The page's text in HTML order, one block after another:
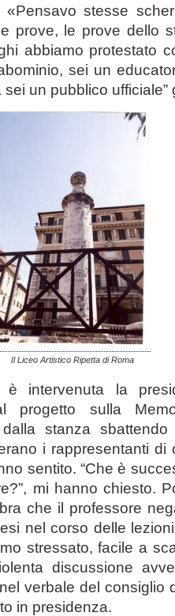
«Pensavo stesse
prove, le prove dello
abbiamo protestato
sei un
un pubblico ufficiale”
Il Liceo Artistico Ripetta di Roma
è intervenuta la
progetto sulla
stanza
i rappresentanti
sentito. “Che è
mi hanno chiesto.
che il professore
nel corso delle
stressato, facile a
discussione
verbale del consiglio
in presidenza.